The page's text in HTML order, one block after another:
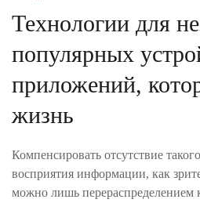
Технологии для
популярных
приложений,
жизнь
Компенсировать отсутствие
восприятия информации, как
можно лишь перераспределением